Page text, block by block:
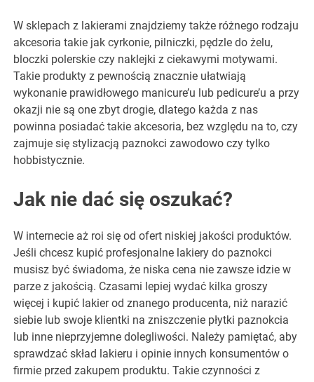
W sklepach z lakierami znajdziemy także różnego rodzaju
akcesoria takie jak cyrkonie, pilniczki, pędzle do żelu,
bloczki polerskie czy naklejki z ciekawymi motywami.
Takie produkty z pewnością znacznie ułatwiają
wykonanie prawidłowego manicure’u lub pedicure’u a przy
okazji nie są one zbyt drogie, dlatego każda z nas
powinna posiadać takie akcesoria, bez względu na to, czy
zajmuje się stylizacją paznokci zawodowo czy tylko
hobbistycznie.
Jak nie dać się oszukać?
W internecie aż roi się od ofert niskiej jakości produktów.
Jeśli chcesz kupić profesjonalne lakiery do paznokci
musisz być świadoma, że niska cena nie zawsze idzie w
parze z jakością. Czasami lepiej wydać kilka groszy
więcej i kupić lakier od znanego producenta, niż narazić
siebie lub swoje klientki na zniszczenie płytki paznokcia
lub inne nieprzyjemne dolegliwości. Należy pamiętać, aby
sprawdzać skład lakieru i opinie innych konsumentów o
firmie przed zakupem produktu. Takie czynności z